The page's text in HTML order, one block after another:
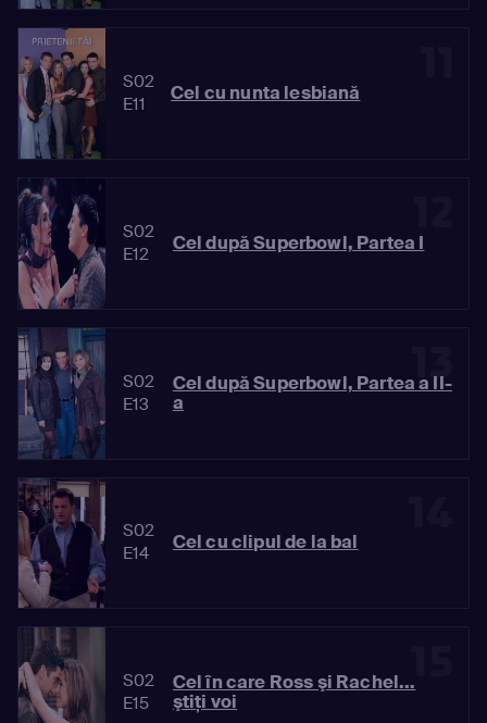
S02
E11
Cel cu nunta lesbiană
S02
E12
Cel după Superbowl, Partea I
13
S02
E13
Cel după Superbowl, Partea a II-
a
S02
E14
Cel cu clipul de la bal
S02
E15
Cel în care Ross şi Rachel...
ştiţi voi